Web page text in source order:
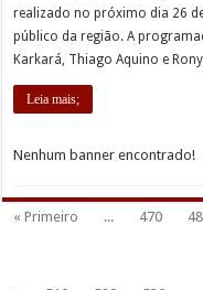
realizado no próximo dia 26
público da região. A
Karkará, Thiago Aquino e
Leia mais;
Nenhum banner encontrado!
« Primeiro ... 470